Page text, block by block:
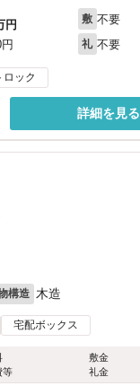
円
敷 不要
礼 不要
ロック
詳細を見る
構造 木造
宅配ボックス
等
敷金
礼金